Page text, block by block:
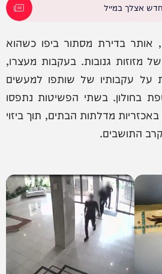
אצלך במייל
החשוד הראשון, בן 25, אותר בדירת מסתור ביפו כשהוא
מזוזות גנובות. בעקבות מעצרו,
על עקבותיו של שותפו למעשים
בחולון. בשתי הפשיטות נתפסו
מדלתות הבתים, תוך ביזוי
התושבים.